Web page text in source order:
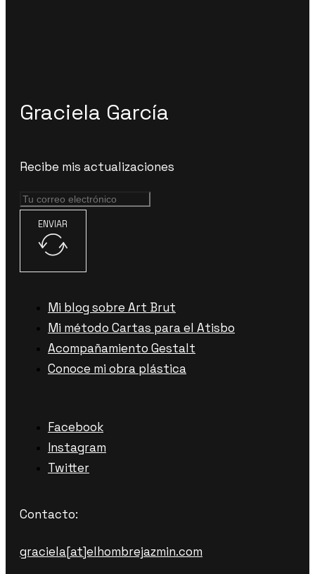
Graciela García
Recibe mis actualizaciones
ENVIAR
Mi blog sobre Art Brut
Mi método Cartas para el Atisbo
Acompañamiento Gestalt
Conoce mi obra plástica
Facebook
Instagram
Twitter
Contacto:
graciela[at]elhombrejazmin.com